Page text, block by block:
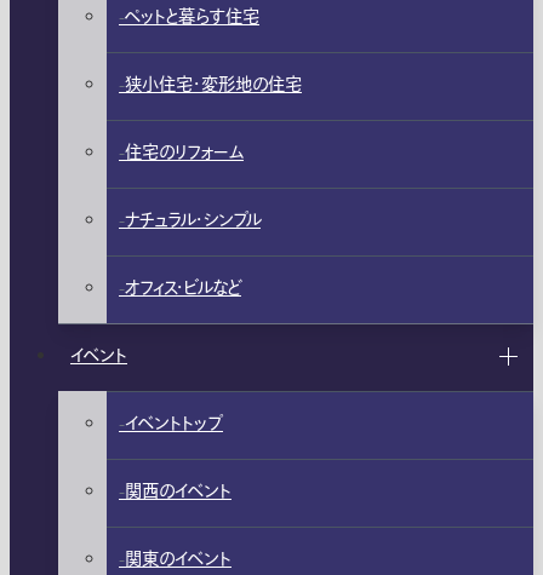
ペットと暮らす住宅
狭小住宅・変形地の住宅
住宅のリフォーム
ナチュラル・シンプル
オフィス・ビルなど
イベント
イベントトップ
関西のイベント
関東のイベント